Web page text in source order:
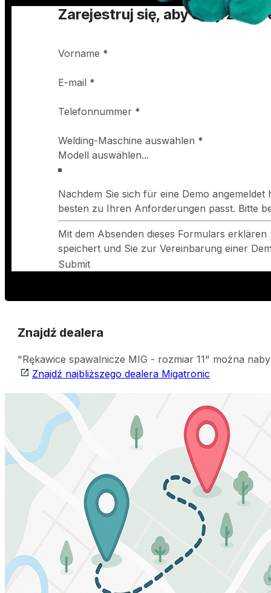
Zarejestruj się, aby obejrzeć
Vorname *
E-mail *
Telefonnummer *
Welding-Maschine auswählen *
Nachdem Sie sich für eine Demo
besten zu Ihren Anforderungen passt. Bitte
Mit dem Absenden dieses Formulars
speichert und Sie zur Vereinbarung einer
Submit
Znajdź dealera
"Rękawice spawalnicze MIG - rozmiar 11" można
Znajdź najbliższego dealera Migatronic